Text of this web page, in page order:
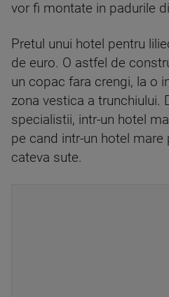
vor fi montate in padurile
Pretul unui hotel pentru
de euro. O astfel de
un copac fara crengi, la o
zona vestica a trunchiului.
specialistii, intr-un hotel
pe cand intr-un hotel
cateva sute.